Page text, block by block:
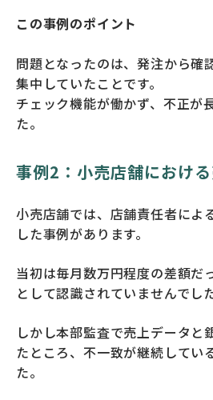
この事例のポイント
問題となったのは、発注から確
集中していたことです。
チェック機能が働かず、不正が
た。
事例2：小売店舗におけ
小売店舗では、店舗責任者によ
した事例があります。
当初は毎月数万円程度の差額だ
として認識されていませんでした
しかし本部監査で売上データと
たところ、不一致が継続してい
た。